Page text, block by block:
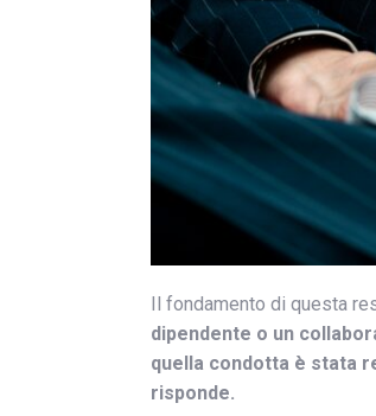
Il fondamento di questa
dipendente o un
quella condotta è stata
risponde.